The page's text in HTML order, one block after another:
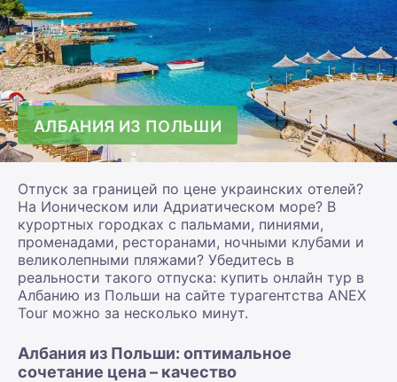
АЛБАНИЯ ИЗ ПОЛЬШИ
Отпуск за границей по цене украинских отелей?
На Ионическом или Адриатическом море? В
курортных городках с пальмами, пиниями,
променадами, ресторанами, ночными клубами и
великолепными пляжами? Убедитесь в
реальности такого отпуска: купить онлайн тур в
Албанию из Польши на сайте турагентства ANEX
Tour можно за несколько минут.
Албания из Польши: оптимальное
сочетание цена – качество